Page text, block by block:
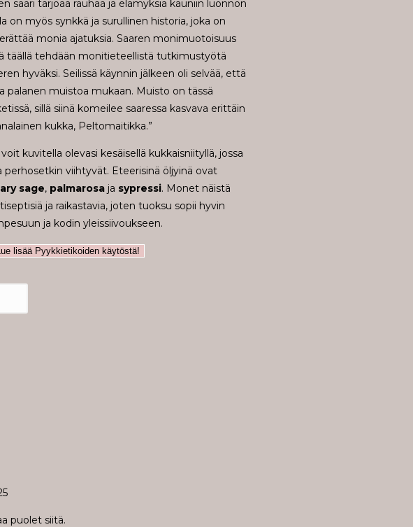
saari tarjoaa rauhaa ja elämyksiä kauniin luonnon
on myös synkkä ja surullinen historia, joka on
monia ajatuksia. Saaren monimuotoisuus
täällä tehdään monitieteellistä tutkimustyötä
hyväksi. Seilissä käynnin jälkeen oli selvää, että
palanen muistoa mukaan. Muisto on tässä
sillä siinä komeilee saaressa kasvava erittäin
kukka, Peltomaitikka.”
kuvitella olevasi kesäisellä kukkaisniityllä, jossa
perhosetkin viihtyvät. Eteerisinä öljyinä ovat
sage,palmarosaja sypressi. Monet näistä
ja raikastavia, joten tuoksu sopii hyvin
ja kodin yleissiivoukseen.
Lue lisää Pyykkietikoiden käytöstä!
puolet siitä.